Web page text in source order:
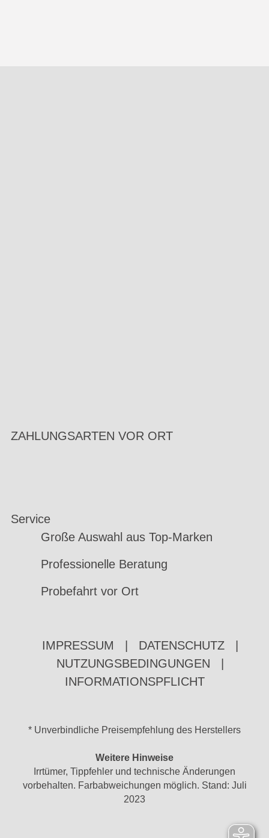
ZAHLUNGSARTEN VOR ORT
Service
Große Auswahl aus Top-Marken
Professionelle Beratung
Probefahrt vor Ort
IMPRESSUM DATENSCHUTZ
NUTZUNGSBEDINGUNGEN
INFORMATIONSPFLICHT
* Unverbindliche Preisempfehlung des Herstellers
Weitere Hinweise
Irrtümer, Tippfehler und technische Änderungen
vorbehalten. Farbabweichungen möglich. Stand: Juli
2023